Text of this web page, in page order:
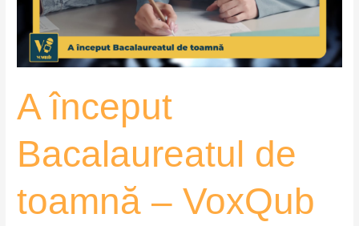
A început
Bacalaureatul de
toamnă – VoxQub
VoxQub